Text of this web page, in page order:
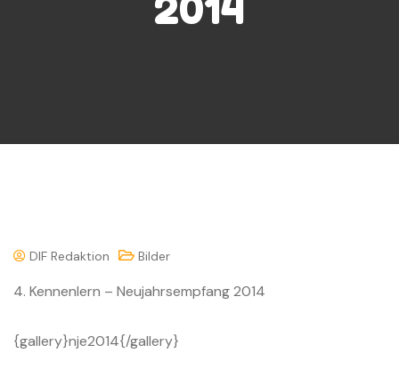
DIF Redaktion Bilder
4. Kennenlern – Neujahrsempfang 2014
{gallery}nje2014{/gallery}